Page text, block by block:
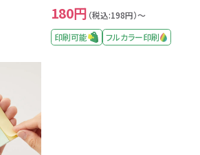
180円 （税込:198円）～
印刷可能
フルカラー印刷